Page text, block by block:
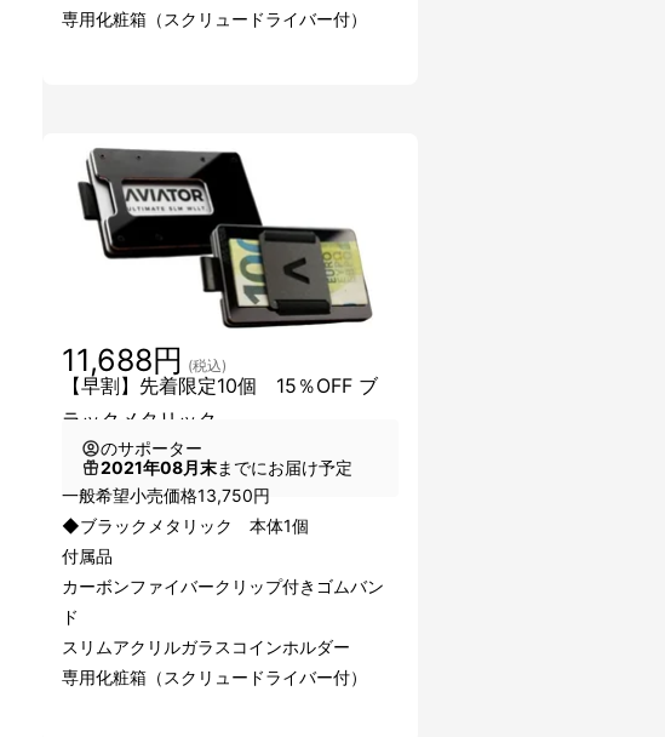
専用化粧箱（スクリュードライバー付）
【早割】先着限定10個 15％OFF ブ
ラックメタリック
11,688円 (税込)
のサポーター
2021年08月末までにお届け予定
一般希望小売価格13,750円
◆ブラックメタリック 本体1個
付属品
カーボンファイバークリップ付きゴムバン
ド
スリムアクリルガラスコインホルダー
専用化粧箱（スクリュードライバー付）